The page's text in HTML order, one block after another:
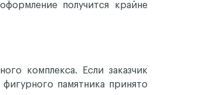
получится крайне
комплекса. Если заказчик
памятника принято